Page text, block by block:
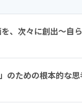
、次々に創出～自
のための根本的な思